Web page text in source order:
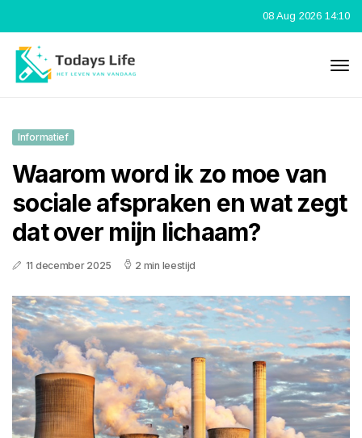
08 Aug 2026 14:10
Informatief
Waarom word ik zo moe van
sociale afspraken en wat zegt
dat over mijn lichaam?
11 december 2025 2 min leestijd